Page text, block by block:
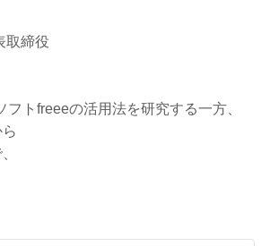
取締役
トfreeeの活用法を研究する一方、